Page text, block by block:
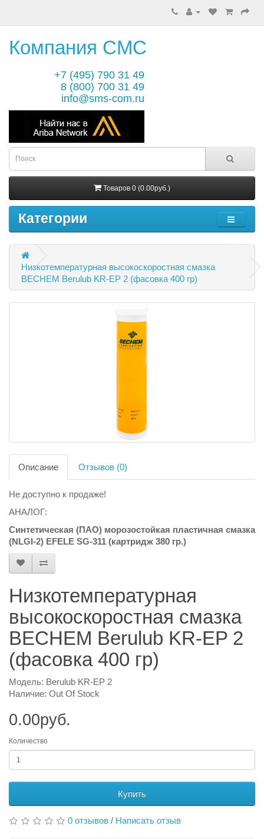
Компания СМС
+7 (495) 790 31 49
8 (800) 700 31 49
info@sms-com.ru
Товаров 0 (0.00руб.)
Категории
Низкотемпературная высокоскоростная смазка
BECHEM Berulub KR-EP 2 (фасовка 400 гр)
Описание Отзывов (0)
Не доступно к продаже!
АНАЛОГ:
Синтетическая (ПАО) морозостойкая пластичная смазка
(NLGI-2) EFELE SG-311 (картридж 380 гр.)
Низкотемпературная
высокоскоростная смазка
BECHEM Berulub KR-EP 2
(фасовка 400 гр)
Модель: Berulub KR-EP 2
Наличие: Out Of Stock
0.00руб.
Количество
Купить
0 отзывов / Написать отзыв